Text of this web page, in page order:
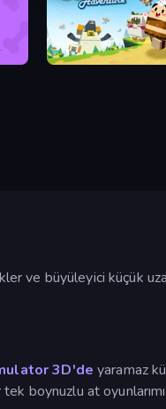
Cubie Adventure
ve büyüleyici küçük
3D'de yaramaz
boynuzlu at